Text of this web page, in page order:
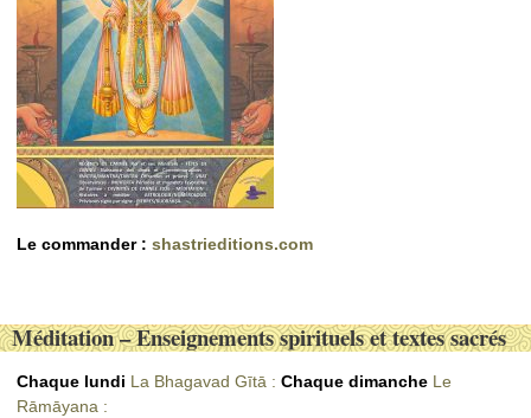
Le commander :shastrieditions.com
Méditation – Enseignements spirituels et textes sacrés
Chaque lundi La Bhagavad Gītā : Chaque dimanche Le
Rāmāyana :